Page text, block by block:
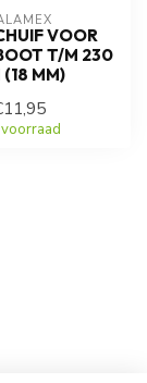
VOOR
T/M 230
(18 MM)